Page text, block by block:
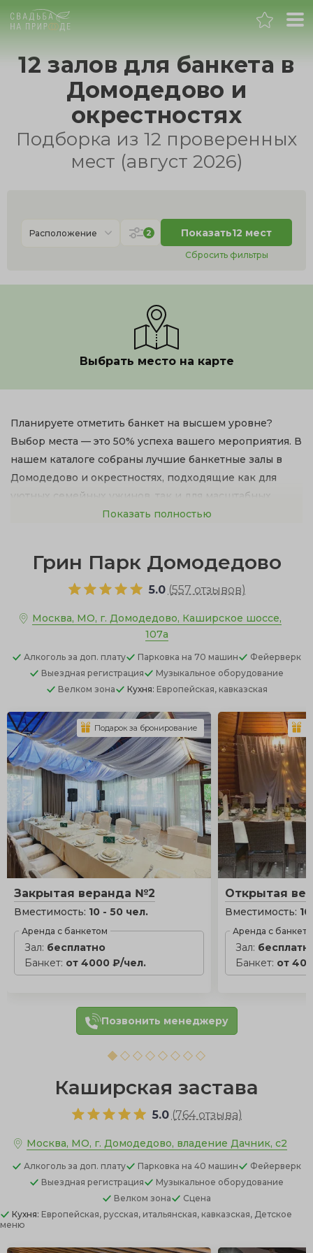
Москва
День рождения
Новогодний корпоратив
12 залов для банкета в
Домодедово и
окрестностях
Подборка из 12 проверенных
мест (август 2026)
Расположение 2 Показать12 мест
Сбросить фильтры
Выбрать место на карте
Планируете отметить банкет на высшем уровне?
Выбор места — это 50% успеха вашего мероприятия. В
нашем каталоге собраны лучшие банкетные залы в
Домодедово и окрестностях, подходящие как для
уютных семейных ужинов, так и для масштабных
корпоративов или пышных свадеб.
Показать полностью
Грин Парк Домодедово
5.0 (557 отзывов)
Москва, МО, г. Домодедово, Каширское шоссе,
107а
Алкоголь за доп. плату Парковка на 70 машин
Фейерверк
Выездная регистрация
Музыкальное оборудование
Велком зона
Кухня: Европейская, кавказская
Закрытая веранда №2
Вместимость: 10 - 50 чел.
Аренда с банкетом
Зал: бесплатно
Банкет: от 4000 ₽/чел.
Подарок за бронирование
Открытая
Вместимость:
Аренда с
Зал:
Банкет: от
Позвонить менеджеру
Каширская застава
5.0 (764 отзыва)
Москва, МО, г. Домодедово, владение Дачник, с2
Алкоголь за доп. плату Парковка на 40 машин
Фейерверк
Выездная регистрация
Музыкальное оборудование
Велком зона
Сцена
Кухня: Европейская, русская, итальянская, кавказская, Детское
меню